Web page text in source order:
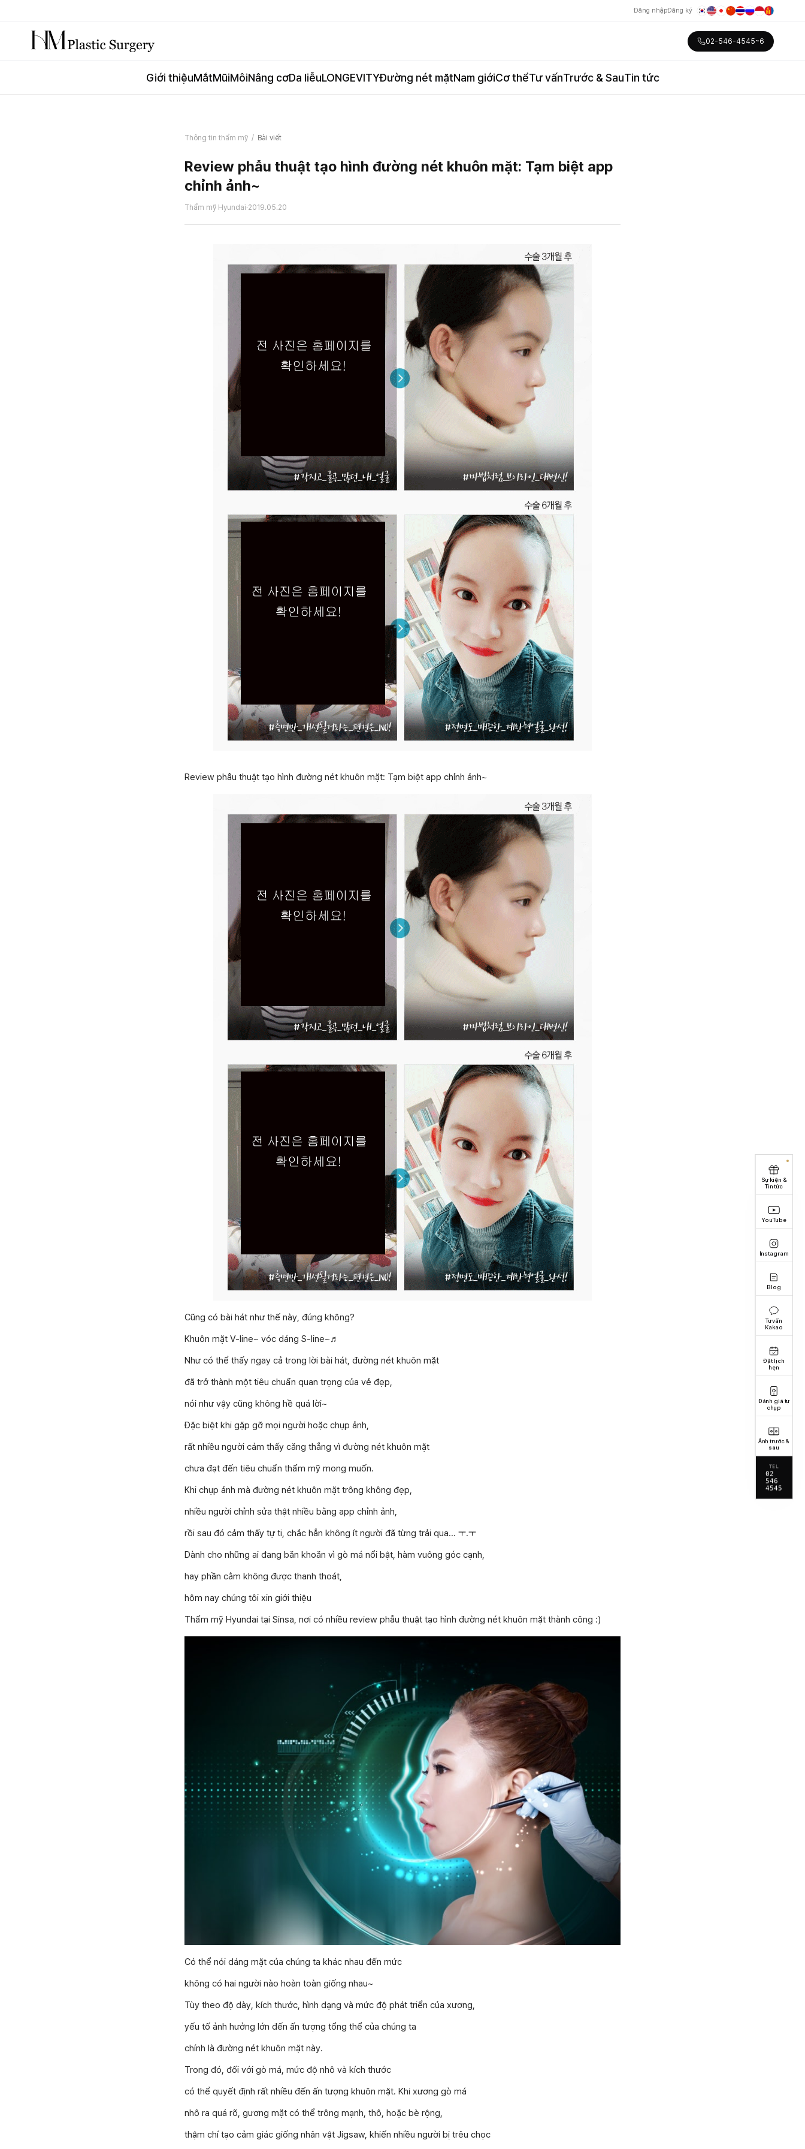
Đăng nhậpĐăng ký
02-546-4545~6
Giới thiệuMắtMũiMôiNâng cơDa liễuLONGEVITYĐường nét mặtNam giớiCơ thểTư vấnTrước & SauTin tức
Thông tin thẩm mỹ / Bài viết
Review phẫu thuật tạo hình đường nét khuôn mặt: Tạm biệt app
chỉnh ảnh~
Thẩm mỹ Hyundai·2019.05.20
Review phẫu thuật tạo hình đường nét khuôn mặt: Tạm biệt app chỉnh ảnh~
Cũng có bài hát như thế này, đúng không?
Khuôn mặt V-line~ vóc dáng S-line~♬
Như có thể thấy ngay cả trong lời bài hát, đường nét khuôn mặt
đã trở thành một tiêu chuẩn quan trọng của vẻ đẹp,
nói như vậy cũng không hề quá lời~
Đặc biệt khi gặp gỡ mọi người hoặc chụp ảnh,
rất nhiều người cảm thấy căng thẳng vì đường nét khuôn mặt
chưa đạt đến tiêu chuẩn thẩm mỹ mong muốn.
Khi chụp ảnh mà đường nét khuôn mặt trông không đẹp,
nhiều người chỉnh sửa thật nhiều bằng app chỉnh ảnh,
rồi sau đó cảm thấy tự ti, chắc hẳn không ít người đã từng trải qua... ㅜ.ㅜ
Dành cho những ai đang băn khoăn vì gò má nổi bật, hàm vuông góc cạnh,
hay phần cằm không được thanh thoát,
hôm nay chúng tôi xin giới thiệu
Thẩm mỹ Hyundai tại Sinsa, nơi có nhiều review phẫu thuật tạo hình đường nét khuôn mặt thành công :)
Có thể nói dáng mặt của chúng ta khác nhau đến mức
không có hai người nào hoàn toàn giống nhau~
Tùy theo độ dày, kích thước, hình dạng và mức độ phát triển của xương,
yếu tố ảnh hưởng lớn đến ấn tượng tổng thể của chúng ta
chính là đường nét khuôn mặt này.
Trong đó, đối với gò má, mức độ nhô và kích thước
có thể quyết định rất nhiều đến ấn tượng khuôn mặt. Khi xương gò má
nhô ra quá rõ, gương mặt có thể trông mạnh, thô, hoặc bè rộng,
thậm chí tạo cảm giác giống nhân vật Jigsaw, khiến nhiều người bị trêu chọc
Sự kiện &
Tin tức
YouTube
Instagram
Blog
Tư vấn
Kakao
Đặt lịch
hẹn
Đánh giá tự
chụp
Ảnh trước &
sau
TEL
02
546
4545